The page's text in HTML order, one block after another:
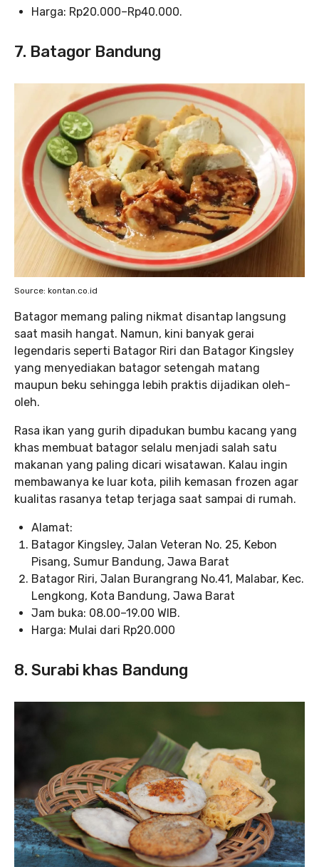
Harga: Rp20.000–Rp40.000.
7. Batagor Bandung
Source: kontan.co.id
Batagor memang paling nikmat disantap langsung
saat masih hangat. Namun, kini banyak gerai
legendaris seperti Batagor Riri dan Batagor Kingsley
yang menyediakan batagor setengah matang
maupun beku sehingga lebih praktis dijadikan oleh-
oleh.
Rasa ikan yang gurih dipadukan bumbu kacang yang
khas membuat batagor selalu menjadi salah satu
makanan yang paling dicari wisatawan. Kalau ingin
membawanya ke luar kota, pilih kemasan frozen agar
kualitas rasanya tetap terjaga saat sampai di rumah.
Alamat:
Batagor Kingsley, Jalan Veteran No. 25, Kebon
Pisang, Sumur Bandung, Jawa Barat
Batagor Riri, Jalan Burangrang No.41, Malabar, Kec.
Lengkong, Kota Bandung, Jawa Barat
Jam buka: 08.00–19.00 WIB.
Harga: Mulai dari Rp20.000
8. Surabi khas Bandung